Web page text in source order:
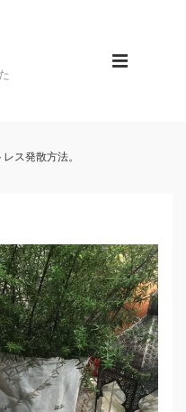
メ
ョ
ン
レス発散方法。